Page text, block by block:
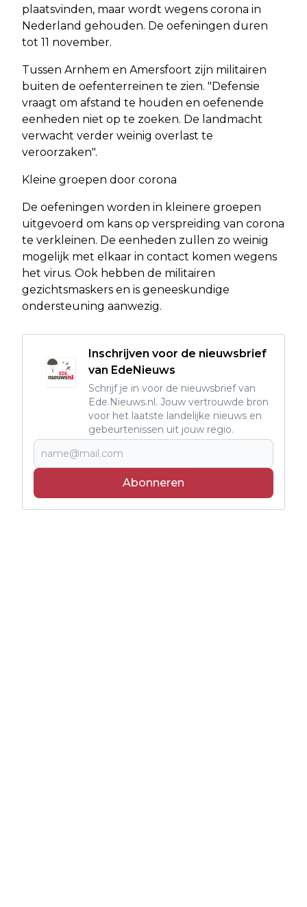
plaatsvinden, maar wordt wegens corona in
Nederland gehouden. De oefeningen duren
tot 11 november.
Tussen Arnhem en Amersfoort zijn militairen
buiten de oefenterreinen te zien. "Defensie
vraagt om afstand te houden en oefenende
eenheden niet op te zoeken. De landmacht
verwacht verder weinig overlast te
veroorzaken".
Kleine groepen door corona
De oefeningen worden in kleinere groepen
uitgevoerd om kans op verspreiding van corona
te verkleinen. De eenheden zullen zo weinig
mogelijk met elkaar in contact komen wegens
het virus. Ook hebben de militairen
gezichtsmaskers en is geneeskundige
ondersteuning aanwezig.
Inschrijven voor de nieuwsbrief
van EdeNieuws
Schrijf je in voor de nieuwsbrief van
Ede.Nieuws.nl. Jouw vertrouwde bron
voor het laatste landelijke nieuws en
gebeurtenissen uit jouw regio.
Abonneren